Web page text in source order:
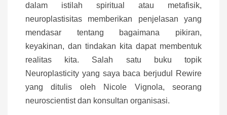
dalam istilah spiritual atau metafisik,
neuroplastisitas memberikan penjelasan yang
mendasar tentang bagaimana pikiran,
keyakinan, dan tindakan kita dapat membentuk
realitas kita. Salah satu buku topik
Neuroplasticity yang saya baca berjudul Rewire
yang ditulis oleh Nicole Vignola, seorang
neuroscientist dan konsultan organisasi.